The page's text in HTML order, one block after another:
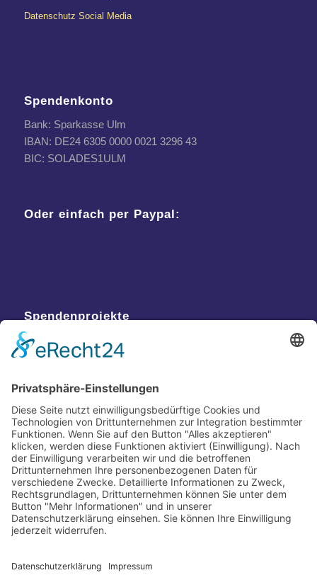
Datenschutz Social Media
Spendenkonto
Bank: Sparkasse Ulm
IBAN: DE24 6305 0000 0021 3296 43
BIC: SOLADES1ULM
Oder einfach per Paypal:
Spendenprojekte
Kontakt
Postanschrift
Traumkatzen e.V.
89231 Neu-Ulm